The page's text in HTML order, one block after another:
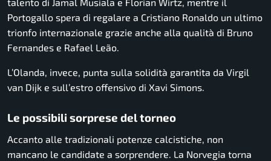
Portogallo spera di regalare a Cristiano Ronaldo un ultimo
trionfo internazionale grazie anche alla qualità di Bruno
Fernandes e Rafael Leão.
L’Olanda, invece, punta sulla solidità garantita da Virgil
van Dijk e sull’estro offensivo di Xavi Simons.
Le possibili sorprese del torneo
Accanto alle tradizionali potenze calcistiche, non
mancano le candidate a sorprendere. La Norvegia torna